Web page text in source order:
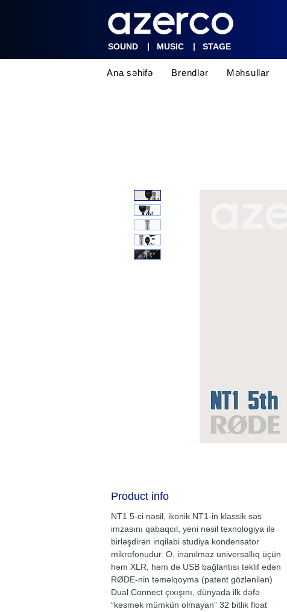
SOUND | MUSIC | STAGE
Ana səhifə Brendlər Məhsullar
Product info
NT1 5-ci nəsil, ikonik NT1-in klassik səs
imzasını qabaqcıl, yeni nəsil texnologiya ilə
birləşdirən inqilabi studiya kondensator
mikrofonudur. O, inanılmaz universallıq üçün
həm XLR, həm də USB bağlantısı təklif edən
RØDE-nin təməlqoyma (patent gözlənilən)
Dual Connect çıxışını, dünyada ilk dəfə
“kəsmək mümkün olmayan” 32 bitlik float